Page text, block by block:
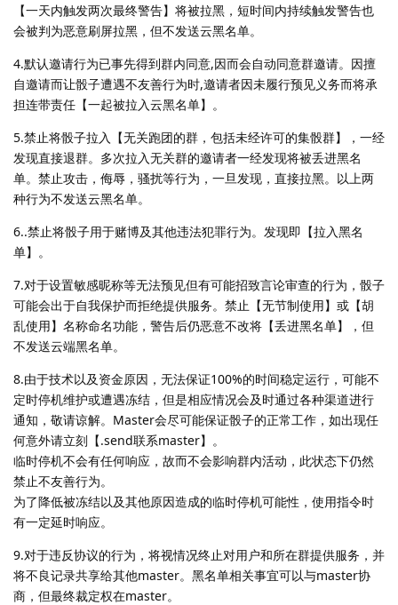
【一天内触发两次最终警告】将被拉黑，短时间内持续触发警告也
会被判为恶意刷屏拉黑，但不发送云黑名单。
4.默认邀请行为已事先得到群内同意,因而会自动同意群邀请。因擅
自邀请而让骰子遭遇不友善行为时,邀请者因未履行预见义务而将承
担连带责任【一起被拉入云黑名单】。
5.禁止将骰子拉入【无关跑团的群，包括未经许可的集骰群】，一经
发现直接退群。多次拉入无关群的邀请者一经发现将被丢进黑名
单。禁止攻击，侮辱，骚扰等行为，一旦发现，直接拉黑。以上两
种行为不发送云黑名单。
6..禁止将骰子用于赌博及其他违法犯罪行为。发现即【拉入黑名
单】。
7.对于设置敏感昵称等无法预见但有可能招致言论审查的行为，骰子
可能会出于自我保护而拒绝提供服务。禁止【无节制使用】或【胡
乱使用】名称命名功能，警告后仍恶意不改将【丢进黑名单】，但
不发送云端黑名单。
8.由于技术以及资金原因，无法保证100%的时间稳定运行，可能不
定时停机维护或遭遇冻结，但是相应情况会及时通过各种渠道进行
通知，敬请谅解。Master会尽可能保证骰子的正常工作，如出现任
何意外请立刻【.send联系master】。
临时停机不会有任何响应，故而不会影响群内活动，此状态下仍然
禁止不友善行为。
为了降低被冻结以及其他原因造成的临时停机可能性，使用指令时
有一定延时响应。
9.对于违反协议的行为，将视情况终止对用户和所在群提供服务，并
将不良记录共享给其他master。黑名单相关事宜可以与master协
商，但最终裁定权在master。